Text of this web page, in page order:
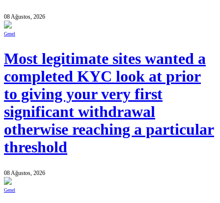
08 Ağustos, 2026
Genel
Most legitimate sites wanted a
completed KYC look at prior
to giving your very first
significant withdrawal
otherwise reaching a particular
threshold
08 Ağustos, 2026
Genel